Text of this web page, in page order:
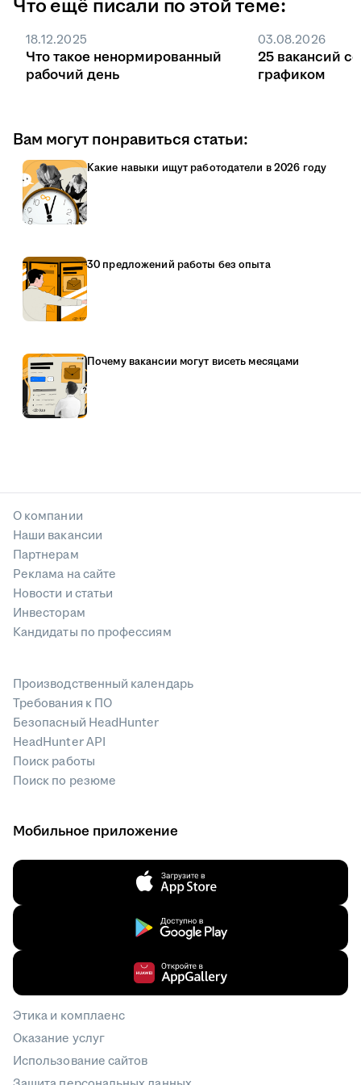
компания или ИП, а договор заключают в
любой момент обучения.
Что ещё писали по этой теме:
18.12.2025
Что такое ненормированный
рабочий день
03.08.2026
25 вакансий
графиком
Вам могут понравиться статьи:
Какие навыки ищут работодатели в 2026 году
30 предложений работы без опыта
Почему вакансии могут висеть месяцами
О компании
Наши вакансии
Партнерам
Реклама на сайте
Новости и статьи
Инвесторам
Кандидаты по профессиям
Производственный календарь
Требования к ПО
Безопасный HeadHunter
HeadHunter API
Поиск работы
Поиск по резюме
Мобильное приложение
Этика и комплаенс
Оказание услуг
Использование сайтов